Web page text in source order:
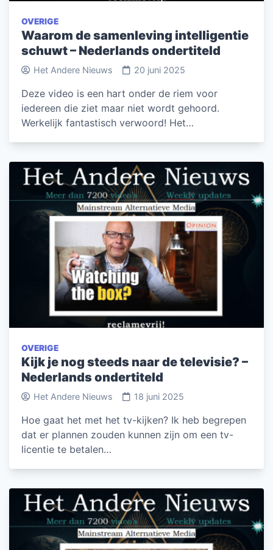
OVERIGE
Waarom de samenleving intelligentie
schuwt – Nederlands ondertiteld
Het Andere Nieuws 20 juni 2025
Deze video is een hart onder de riem voor
iedereen die ziet maar niet wordt gehoord.
Werkelijk fantastisch verwoord! Het…
OVERIGE
Kijk je nog steeds naar de televisie? –
Nederlands ondertiteld
Het Andere Nieuws 18 juni 2025
Hoe gaat het met het tv-kijken? Ik heb begrepen
dat er plannen zouden kunnen zijn om een tv-
licentie te betalen…